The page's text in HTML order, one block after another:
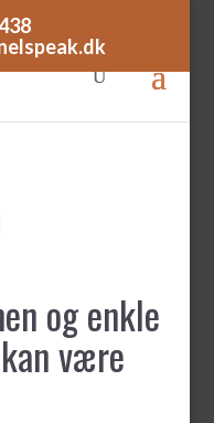
og enkle
være